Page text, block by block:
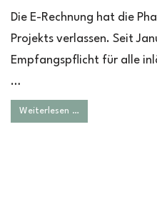
Die E-Rechnung hat die
Projekts verlassen. Seit
Empfangspflicht für alle
…
Weiterlesen …